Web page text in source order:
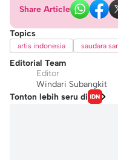
Share Article
Topics
artis indonesia saudara
Editorial Team
Editor
Windari Subangkit
Tonton lebih seru di